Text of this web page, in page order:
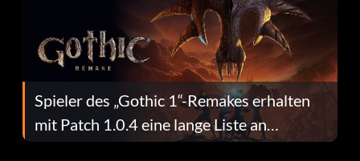
Spieler des „Gothic 1“-Remakes erhalten
mit Patch 1.0.4 eine lange Liste an
Fehlerbehebungen